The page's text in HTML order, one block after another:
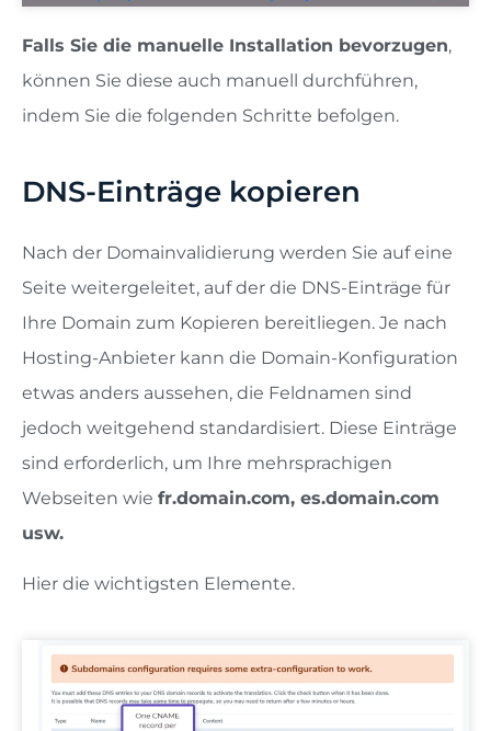
Falls Sie die manuelle Installation bevorzugen,
können Sie diese auch manuell durchführen,
indem Sie die folgenden Schritte befolgen.
DNS-Einträge kopieren
Nach der Domainvalidierung werden Sie auf eine
Seite weitergeleitet, auf der die DNS-Einträge für
Ihre Domain zum Kopieren bereitliegen. Je nach
Hosting-Anbieter kann die Domain-Konfiguration
etwas anders aussehen, die Feldnamen sind
jedoch weitgehend standardisiert. Diese Einträge
sind erforderlich, um Ihre mehrsprachigen
Webseiten wie fr.domain.com, es.domain.com
usw.
Hier die wichtigsten Elemente.